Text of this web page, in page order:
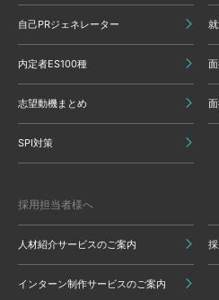
自己PRジェネレーター
内定者ES100種
志望動機まとめ
SPI対策
採用担当者様へ
人材紹介サービスのご案内
インターン制作サービスのご案内